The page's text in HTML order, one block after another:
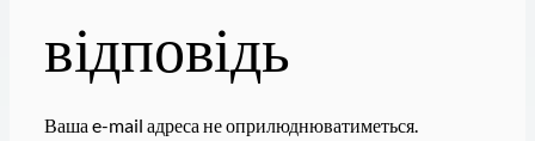
відповідь
Ваша e-mail адреса не оприлюднюватиметься.